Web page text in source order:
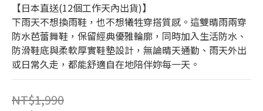
【日本直送(12個工作天內出貨)】
下雨天不想換雨鞋，也不想犧牲穿搭質感。這雙晴雨兩穿
防水芭蕾舞鞋，保留經典優雅輪廓，同時加入生活防水、
防滑鞋底與柔軟厚實鞋墊設計，無論晴天通勤、雨天外出
或日常久走，都能舒適自在地陪伴妳每一天。
NT$1,990